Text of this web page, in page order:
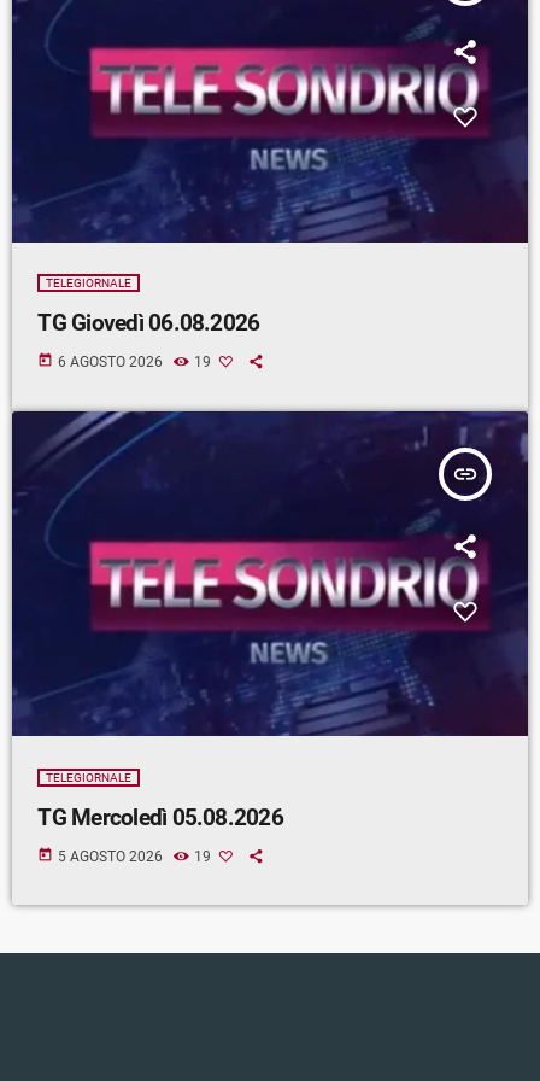
TELEGIORNALE
TG Giovedì 06.08.2026
today 6 AGOSTO 2026 19
insert_link
TELEGIORNALE
TG Mercoledì 05.08.2026
today 5 AGOSTO 2026 19